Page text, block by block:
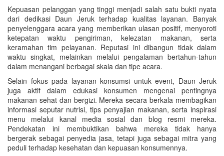
Kepuasan pelanggan yang tinggi menjadi salah satu bukti nyata
dari dedikasi Daun Jeruk terhadap kualitas layanan. Banyak
penyelenggara acara yang memberikan ulasan positif, menyoroti
ketepatan waktu pengiriman, kelezatan makanan, serta
keramahan tim pelayanan. Reputasi ini dibangun tidak dalam
waktu singkat, melainkan melalui pengalaman bertahun-tahun
dalam menangani berbagai skala dan tipe acara.
Selain fokus pada layanan konsumsi untuk event, Daun Jeruk
juga aktif dalam edukasi konsumen mengenai pentingnya
makanan sehat dan bergizi. Mereka secara berkala membagikan
informasi seputar nutrisi, tips penyajian makanan, serta inspirasi
menu melalui kanal media sosial dan blog resmi mereka.
Pendekatan ini membuktikan bahwa mereka tidak hanya
bergerak sebagai penyedia jasa, tetapi juga sebagai mitra yang
peduli terhadap kesehatan dan kepuasan konsumennya.